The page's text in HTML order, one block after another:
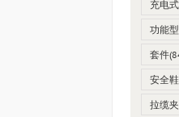
充电式
功能型
套件
安全鞋
拉缆夹